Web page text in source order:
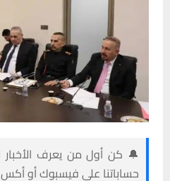
🔔 كن أول من يعرف الأخبار
حساباتنا على فيسبوك أو أكس